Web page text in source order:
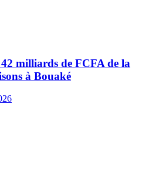
milliards de FCFA de la
à Bouaké